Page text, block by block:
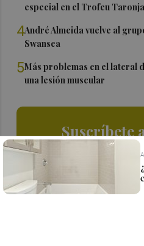
especial en el Trofeu Taronja
4André Almeida vuelve al
Swansea
5Más problemas en el lateral
una lesión muscular
Suscríbete
Siempre al día de
¡Quiero